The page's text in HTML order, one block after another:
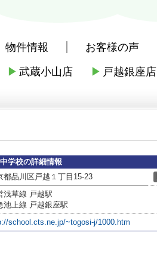
物件情報 お客様の声
▶ 武蔵小山店 ▶ 戸越銀座店
校 品川区立戸越台中学校
学校の詳細情報
都品川区戸越１丁目15-23
浅草線 戸越駅
池上線 戸越銀座駅
school.cts.ne.jp/~togosi-j/1000.htm